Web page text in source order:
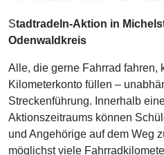
Stadtradeln-Aktion in
Odenwaldkreis
Alle, die gerne Fahrrad fahren,
Kilometerkonto füllen –
Streckenführung. Innerhalb
Aktionszeitraums können
und Angehörige auf dem Weg
möglichst viele